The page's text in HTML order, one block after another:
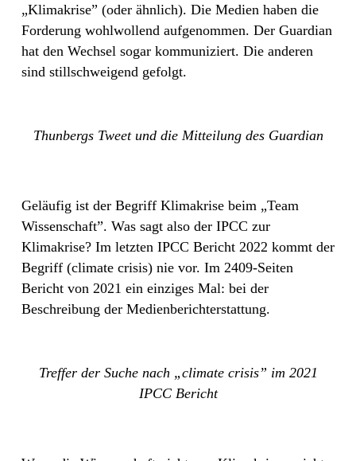
„Klimakrise” (oder ähnlich). Die Medien haben die
Forderung wohlwollend aufgenommen. Der Guardian
hat den Wechsel sogar kommuniziert. Die anderen
sind stillschweigend gefolgt.
Thunbergs Tweet und die Mitteilung des Guardian
Geläufig ist der Begriff Klimakrise beim „Team
Wissenschaft”. Was sagt also der IPCC zur
Klimakrise? Im letzten IPCC Bericht 2022 kommt der
Begriff (climate crisis) nie vor. Im 2409-Seiten
Bericht von 2021 ein einziges Mal: bei der
Beschreibung der Medienberichterstattung.
Treffer der Suche nach „climate crisis” im 2021
IPCC Bericht